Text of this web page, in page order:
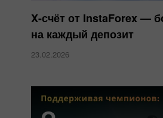
X-счёт от InstaForex —
на каждый депозит
23.02.2026